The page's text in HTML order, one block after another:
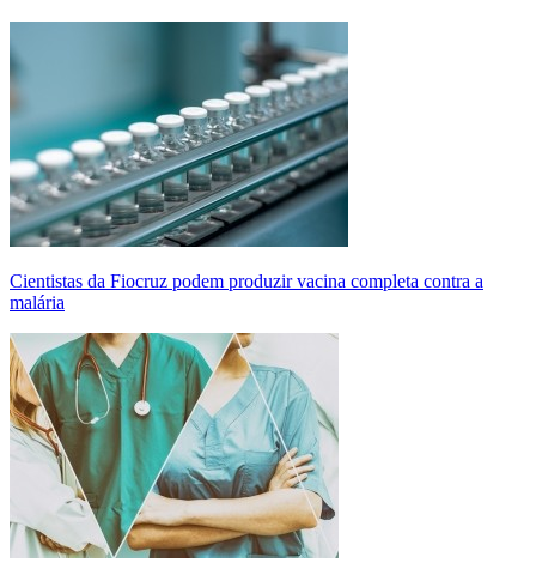
Cientistas da Fiocruz podem produzir vacina completa contra a
malária